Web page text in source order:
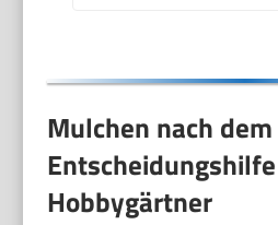
Mulchen nach
Hobbygärtner